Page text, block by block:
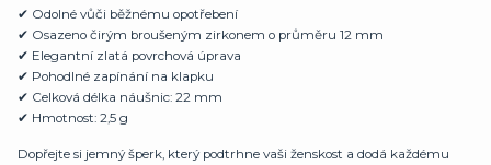
✔ Odolné vůči běžnému opotřebení
✔ Osazeno čirým broušeným zirkonem o průměru 12 mm
✔ Elegantní zlatá povrchová úprava
✔ Pohodlné zapínání na klapku
✔ Celková délka náušnic: 22 mm
✔ Hmotnost: 2,5 g
Dopřejte si jemný šperk, který podtrhne vaši ženskost a dodá každému